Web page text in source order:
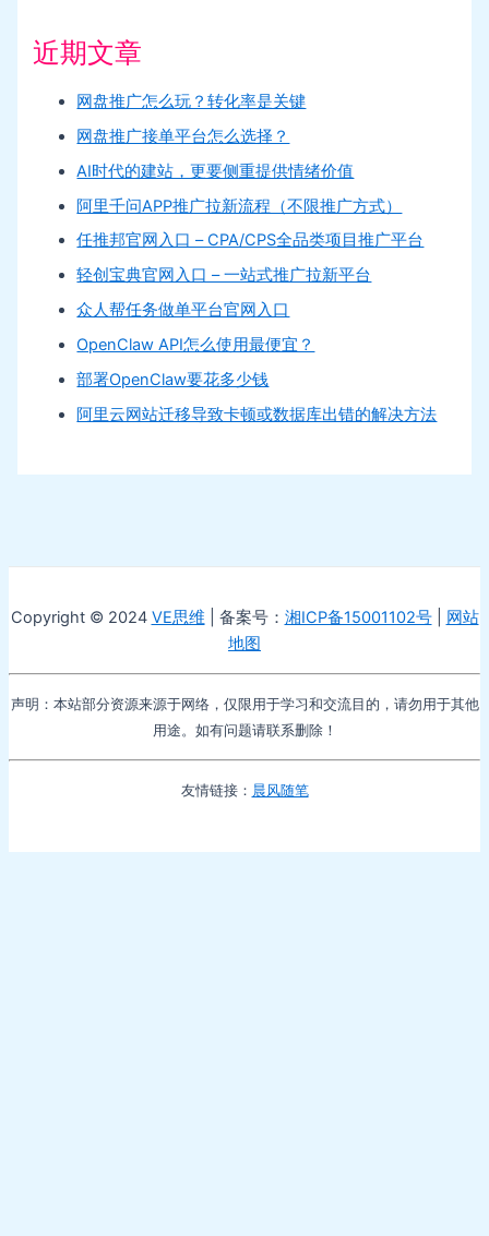
近期文章
网盘推广怎么玩？转化率是关键
网盘推广接单平台怎么选择？
AI时代的建站，更要侧重提供情绪价值
阿里千问APP推广拉新流程（不限推广方式）
任推邦官网入口 – CPA/CPS全品类项目推广平台
轻创宝典官网入口 – 一站式推广拉新平台
众人帮任务做单平台官网入口
OpenClaw API怎么使用最便宜？
部署OpenClaw要花多少钱
阿里云网站迁移导致卡顿或数据库出错的解决方法
Copyright © 2024 VE思维 | 备案号： 湘ICP备15001102号| 网站
地图
声明：本站部分资源来源于网络，仅限用于学习和交流目的，请勿用于其他
用途。如有问题请联系删除！
友情链接： 晨风随笔